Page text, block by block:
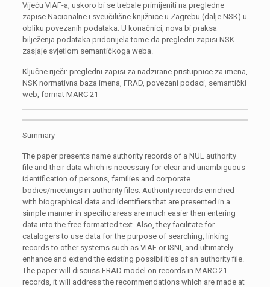
Vijeću VIAF-a, uskoro bi se trebale primijeniti na pregledne
zapise Nacionalne i sveučilišne knjižnice u Zagrebu (dalje NSK) u
obliku povezanih podataka. U konačnici, nova bi praksa
bilježenja podataka pridonijela tome da pregledni zapisi NSK
zasjaje svjetlom semantičkoga weba.
Ključne riječi: pregledni zapisi za nadzirane pristupnice za imena,
NSK normativna baza imena, FRAD, povezani podaci, semantički
web, format MARC 21
Summary
The paper presents name authority records of a NUL authority
file and their data which is necessary for clear and unambiguous
identification of persons, families and corporate
bodies/meetings in authority files. Authority records enriched
with biographical data and identifiers that are presented in a
simple manner in specific areas are much easier then entering
data into the free formatted text. Also, they facilitate for
catalogers to use data for the purpose of searching, linking
records to other systems such as VIAF or ISNI, and ultimately
enhance and extend the existing possibilities of an authority file.
The paper will discuss FRAD model on records in MARC 21
records, it will address the recommendations which are made at